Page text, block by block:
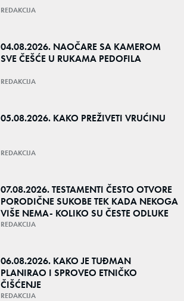
REDAKCIJA
04.08.2026. NAOČARE SA KAMEROM
SVE ČEŠĆE U RUKAMA PEDOFILA
REDAKCIJA
05.08.2026. KAKO PREŽIVETI VRUĆINU
REDAKCIJA
07.08.2026. TESTAMENTI ČESTO OTVORE
PORODIČNE SUKOBE TEK KADA NEKOGA
VIŠE NEMA- KOLIKO SU ČESTE ODLUKE
DA NAJBLIŽI OSTANU BEZ NASLEDSTVA?
REDAKCIJA
06.08.2026. KAKO JE TUĐMAN
PLANIRAO I SPROVEO ETNIČKO
ČIŠĆENJE
REDAKCIJA